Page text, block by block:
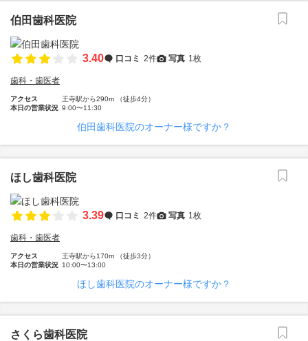
伯田歯科医院
3.40 口コミ 2件 写真 1枚
歯科・歯医者
アクセス
王寺駅から290m （徒歩4分）
本日の営業状況 9:00〜11:30
伯田歯科医院のオーナー様ですか？
ほし歯科医院
3.39 口コミ 2件 写真 1枚
歯科・歯医者
アクセス
王寺駅から170m （徒歩3分）
本日の営業状況 10:00〜13:00
ほし歯科医院のオーナー様ですか？
さくら歯科医院